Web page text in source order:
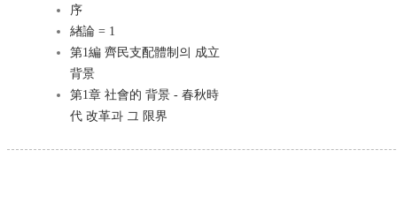
序
緖論 = 1
第1編 齊民支配體制의 成立
背景
第1章 社會的 背景 - 春秋時
代 改革과 그 限界